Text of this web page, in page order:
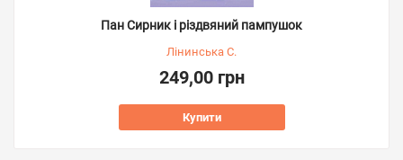
Пан Сирник і різдвяний пампушок
Лінинська С.
249,00 грн
Купити